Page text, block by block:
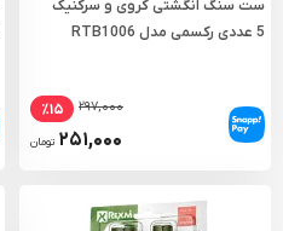
ست سنگ انگشتی کروی و سرکنیک
5 عددی رکسمی مدل RTB1006
۲۹۷,۰۰۰ ٪۱۵
۲۵۱,۰۰۰ تومان